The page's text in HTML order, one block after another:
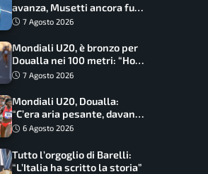
avanza, Musetti ancora fuori
con Jodar
7 Agosto 2026
Mondiali U20, è bronzo per
Doualla nei 100 metri: “Ho
scacciato l’ansia”
7 Agosto 2026
Mondiali U20, Doualla:
“C’era aria pesante, davano
le mascherine! Finale? Non
6 Agosto 2026
Tutto l’orgoglio di Barelli:
“L’Italia ha scritto la storia”